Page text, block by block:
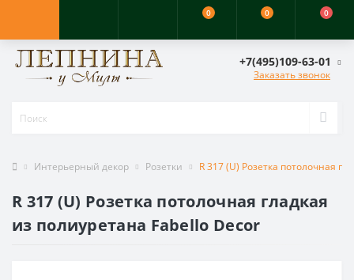
0 0 0
+7(495)109-63-01
Заказать звонок
Интерьерный декор Розетки R 317 (U) Розетка потолочная
R 317 (U) Розетка потолочная гладкая
из полиуретана Fabello Decor